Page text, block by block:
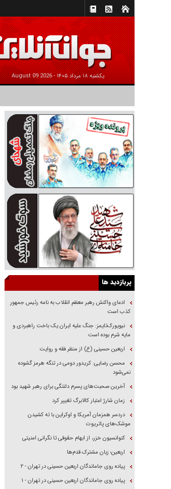
يکشنبه ۱۸ مرداد ۱۴۰۵ - 2026 August 09
پربازدید ها
ادعای واکنش رهبر معظم انقلاب به نامه رئیس جمهور
کذب است
نیویورک‌تایمز: جنگ علیه ایران یک باخت راهبردی و
مایه شرم بوده است
اربعین حسینی (ع) از منظر فقه و روایت
محسن رضایی: کریدور دومی در تنگه هرمز گشوده
نمی‌شود
آخرین صحبت‌های پسرم دلتنگی برای رهبر شهید بود
زمان شارژ اعتبار کالابرگ تغییر کرد
دردسر همزمان آمریکا و اوکراین با ته کشیدن
موشک‌های پاتریوت
کنوانسیون خزر، از ابهام حقوقی تا نگرانی امنیتی
اربعین؛ زبان مشترک قدم‌ها
پیاده روی جاماندگان اربعین حسینی در تهران - ۲
پیاده روی جاماندگان اربعین حسینی در تهران - ۱